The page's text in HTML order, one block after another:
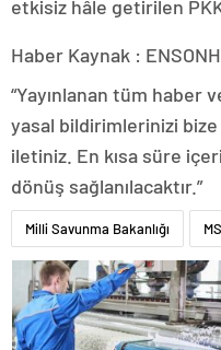
etkisiz hâle getirilen
Haber Kaynak :
“Yayınlanan tüm haber
yasal bildirimlerinizi
iletiniz. En kısa süre
dönüş sağlanılacaktır.”
Milli Savunma Bakanlığı